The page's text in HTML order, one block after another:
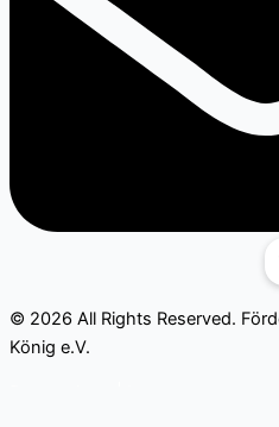
© 2026 All Rights Reserved.
König e.V.